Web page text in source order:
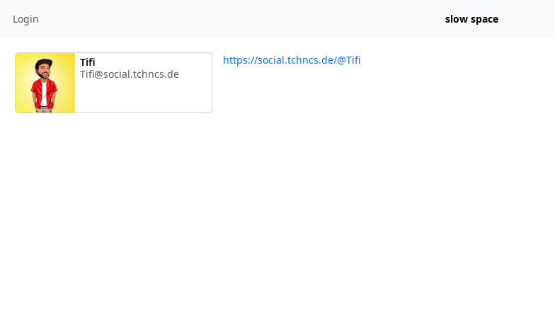
Login slow space
Tifi
Tifi@social.tchncs.de
https://social.tchncs.de/@Tifi